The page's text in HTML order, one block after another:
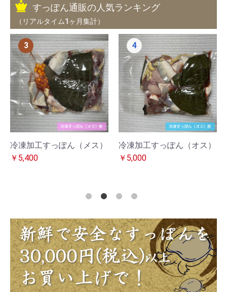
すっぽん通販の人気ランキング
（リアルタイム1ヶ月集計）
冷凍加工すっぽん（メス）
￥5,400
3
冷凍加工すっぽん（オス）
￥5,000
4